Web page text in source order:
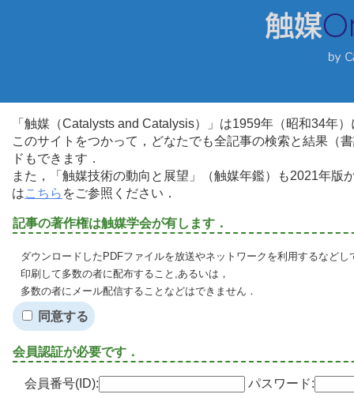
「触媒（Catalysts and Catalysis）」は1959年（昭和34年
このサイトをつかって，どなたでも全記事の検索と結果（
ドもできます．
また，「触媒技術の動向と展望」（触媒年鑑）も2021年
はこちら をご参照ください．
記事の著作権は触媒学会が有します．
ダウンロードしたPDFファイルを放送やネットワークを利用するなど
印刷して多数の者に配布すること,あるいは，
多数の者にメール配信することなどはできません．
同意する
会員認証が必要です．
会員番号(ID): パスワード: